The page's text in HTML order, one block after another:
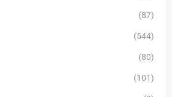
(87)
(544)
(80)
(101)